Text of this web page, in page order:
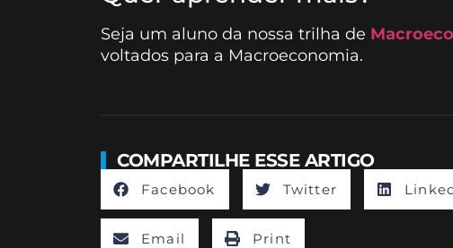
Seja um aluno da nossa trilha de
voltados para a Macroeconomia.
COMPARTILHE ESSE ARTIGO
Facebook Twitter
Email Print